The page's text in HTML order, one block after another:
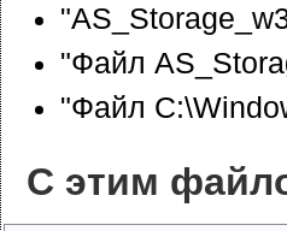
"Файл
"Файл
С этим